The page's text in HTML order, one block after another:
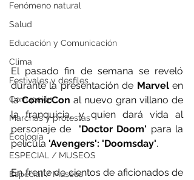
Fenómeno natural
Salud
Educación y Comunicación
Clima
Festivales y desfiles
Corrupción
Marchas y protestas
Ecología
ESPECIAL / MUSEOS
Especial / Museos
El pasado fin de semana se reveló
durante la presentación de Marvel en
la ComicCon al nuevo gran villano de
la franquicia, y quien dará vida al
personaje de 'Doctor Doom' para la
película 'Avengers': 'Doomsday'.
En frente de cientos de aficionados de